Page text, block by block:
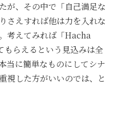
が、その中で「自己満足な
さえすれば他は力を入れな
考えてみれば「Hacha
らえるという見込みは全
当に簡単なものにしてシナ
視した方がいいのでは、と